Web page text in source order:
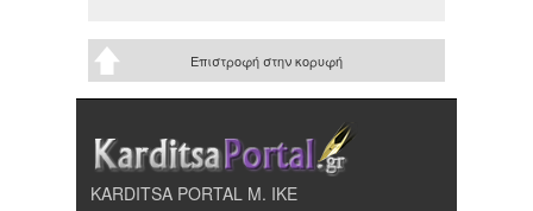
Επιστροφή στην κορυφή
KARDITSA PORTAL Μ. ΙΚΕ